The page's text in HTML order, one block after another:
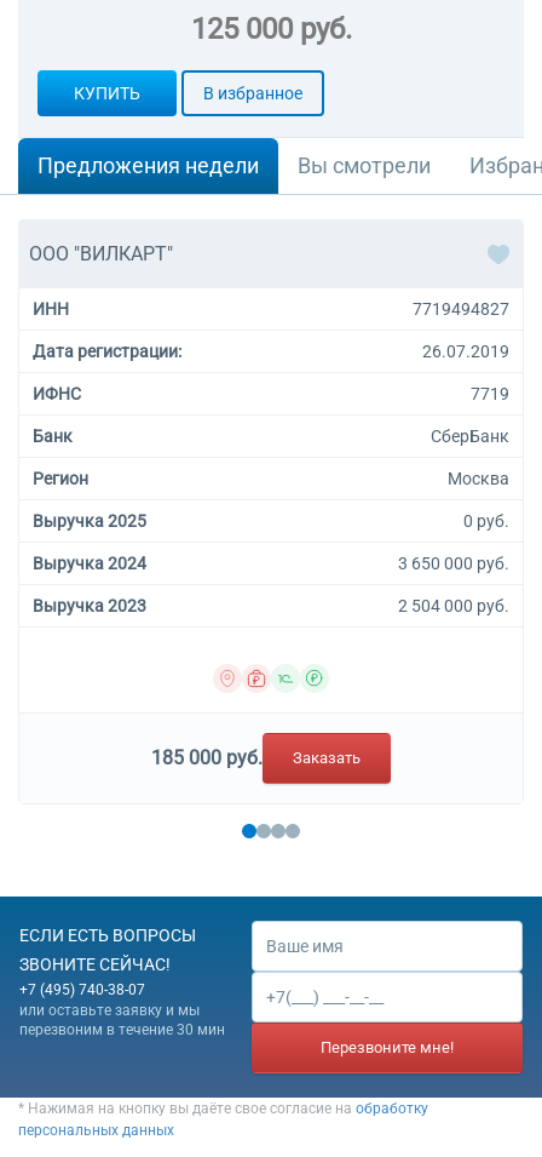
125 000 руб.
КУПИТЬ В избранное
Предложения недели Вы смотрели
ООО "ВИЛКАРТ"
ИНН 7719494827
Дата регистрации: 26.07.2019
ИФНС 7719
Банк СберБанк
Регион Москва
Выручка 2025 0 руб.
Выручка 2024 3 650 000 руб.
Выручка 2023 2 504 000 руб.
185 000 руб. Заказать
ЕСЛИ ЕСТЬ ВОПРОСЫ
ЗВОНИТЕ СЕЙЧАС!
+7 (495) 740-38-07
или оставьте заявку и мы
перезвоним в течение 30 мин
Перезвоните мне!
* Нажимая на кнопку вы даёте свое согласие на обработку
персональных данных